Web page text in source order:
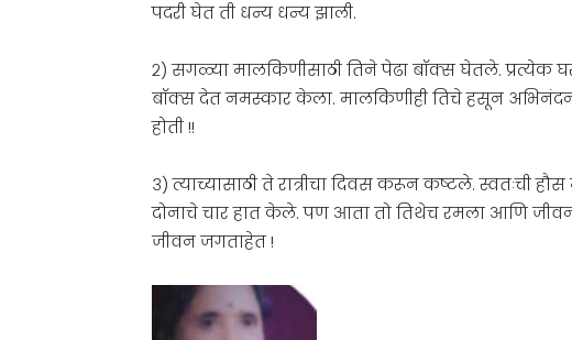
पदरी घेत ती धन्य धन्य झाली.
२) सगळ्या मालकिणीसाठी तिने पेढा बॉक्स घेतले. प्रत्येक
बॉक्स देत नमस्कार केला. मालकिणीही तिचे हसून
होती !!
३) त्याच्यासाठी ते रात्रीचा दिवस करून कष्टले. स्वतःची
दोनाचे चार हात केले. पण आता तो तिथेच रमला आणि
जीवन जगताहेत !